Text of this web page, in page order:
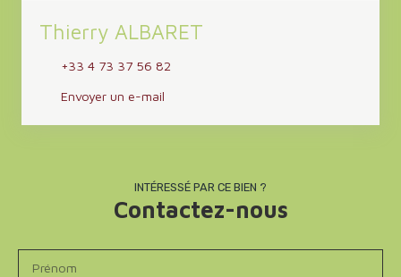
Thierry ALBARET
+33 4 73 37 56 82
Envoyer un e-mail
INTÉRESSÉ PAR CE BIEN ?
Contactez-nous
Prénom